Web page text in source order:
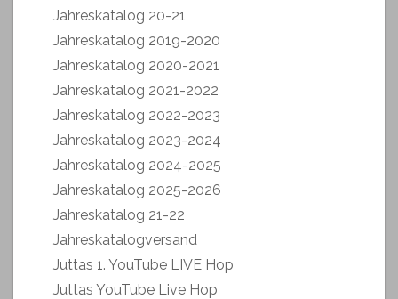
Jahreskatalog 20-21
Jahreskatalog 2019-2020
Jahreskatalog 2020-2021
Jahreskatalog 2021-2022
Jahreskatalog 2022-2023
Jahreskatalog 2023-2024
Jahreskatalog 2024-2025
Jahreskatalog 2025-2026
Jahreskatalog 21-22
Jahreskatalogversand
Juttas 1. YouTube LIVE Hop
Juttas YouTube Live Hop